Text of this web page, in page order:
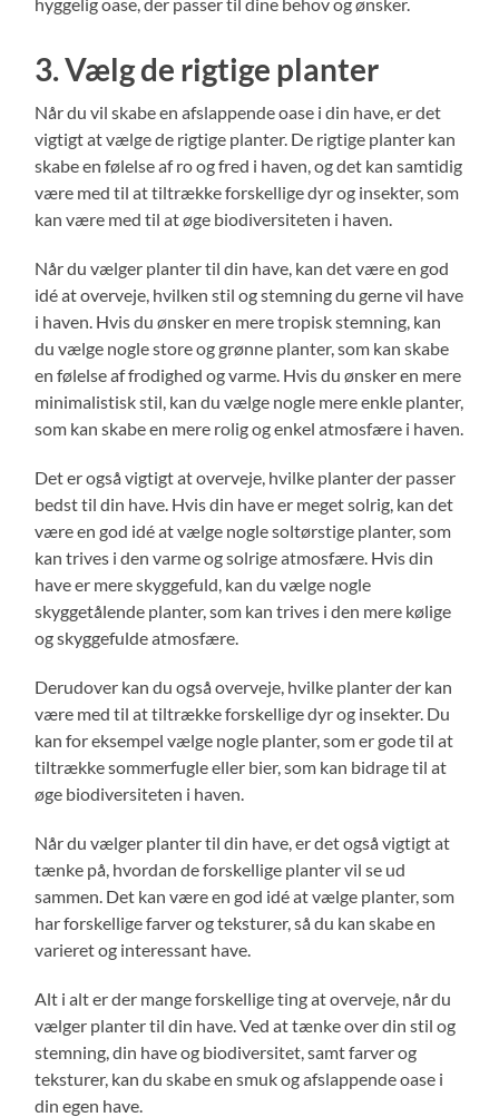
3. Vælg de rigtige planter
Når du vil skabe en afslappende oase i din have, er det
vigtigt at vælge de rigtige planter. De rigtige planter kan
skabe en følelse af ro og fred i haven, og det kan samtidig
være med til at tiltrække forskellige dyr og insekter, som
kan være med til at øge biodiversiteten i haven.
Når du vælger planter til din have, kan det være en god
idé at overveje, hvilken stil og stemning du gerne vil have
i haven. Hvis du ønsker en mere tropisk stemning, kan
du vælge nogle store og grønne planter, som kan skabe
en følelse af frodighed og varme. Hvis du ønsker en mere
minimalistisk stil, kan du vælge nogle mere enkle planter,
som kan skabe en mere rolig og enkel atmosfære i haven.
Det er også vigtigt at overveje, hvilke planter der passer
bedst til din have. Hvis din have er meget solrig, kan det
være en god idé at vælge nogle soltørstige planter, som
kan trives i den varme og solrige atmosfære. Hvis din
have er mere skyggefuld, kan du vælge nogle
skyggetålende planter, som kan trives i den mere kølige
og skyggefulde atmosfære.
Derudover kan du også overveje, hvilke planter der kan
være med til at tiltrække forskellige dyr og insekter. Du
kan for eksempel vælge nogle planter, som er gode til at
tiltrække sommerfugle eller bier, som kan bidrage til at
øge biodiversiteten i haven.
Når du vælger planter til din have, er det også vigtigt at
tænke på, hvordan de forskellige planter vil se ud
sammen. Det kan være en god idé at vælge planter, som
har forskellige farver og teksturer, så du kan skabe en
varieret og interessant have.
Alt i alt er der mange forskellige ting at overveje, når du
vælger planter til din have. Ved at tænke over din stil og
stemning, din have og biodiversitet, samt farver og
teksturer, kan du skabe en smuk og afslappende oase i
din egen have.